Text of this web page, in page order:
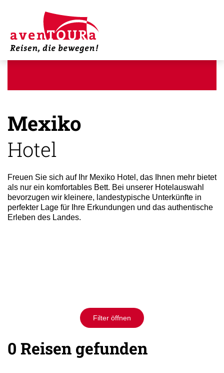
Mexiko
Hotel
Freuen Sie sich auf Ihr Mexiko Hotel, das Ihnen mehr bietet
als nur ein komfortables Bett. Bei unserer Hotelauswahl
bevorzugen wir kleinere, landestypische Unterkünfte in
perfekter Lage für Ihre Erkundungen und das authentische
Erleben des Landes.
Filter öffnen
0 Reisen gefunden